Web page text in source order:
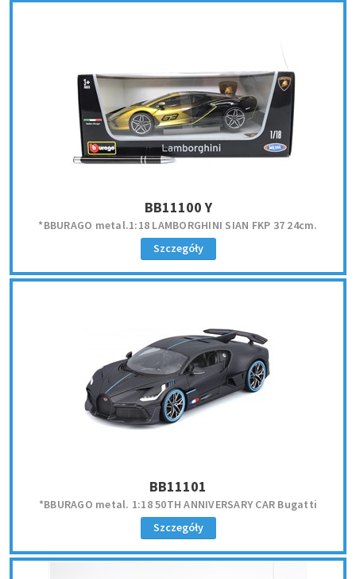
BB11100 Y
*BBURAGO metal.1:18 LAMBORGHINI SIAN FKP 37 24cm.
Szczegóły
BB11101
*BBURAGO metal. 1:18 50TH ANNIVERSARY CAR Bugatti
Szczegóły